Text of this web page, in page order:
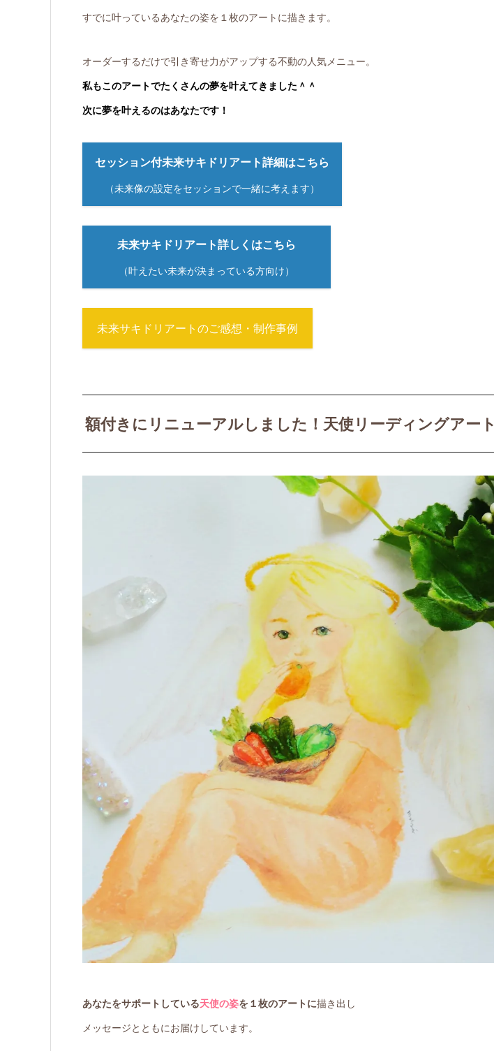
すでに叶っているあなたの姿を１枚のアートに描きます。
オーダーするだけで引き寄せ力がアップする不動の人気メニュー。
私もこのアートでたくさんの夢を叶えてきました＾＾
次に夢を叶えるのはあなたです！
セッション付未来サキドリアート詳細はこちら
（未来像の設定をセッションで一緒に考えます）
未来サキドリアート詳しくはこちら
（叶えたい未来が決まっている方向け）
未来サキドリアートのご感想・制作事例
額付きにリニューアルしました！天使リーディングアート
あなたをサポートしている天使の姿を１枚のアートに描き出し
メッセージとともにお届けしています。